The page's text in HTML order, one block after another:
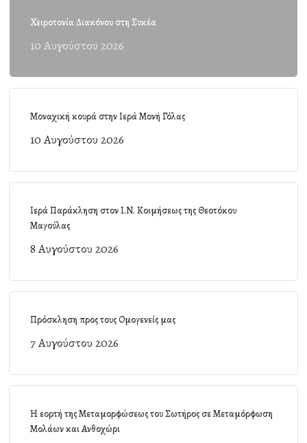
Χειροτονία Διακόνου στη Συκέα
10 Αυγούστου 2026
Μοναχική κουρά στην Ιερά Μονή Γόλας
10 Αυγούστου 2026
Ιερά Παράκληση στον Ι.Ν. Κοιμήσεως της Θεοτόκου
Μαγούλας
8 Αυγούστου 2026
Πρόσκληση προς τους Ομογενείς μας
7 Αυγούστου 2026
Η εορτή της Μεταμορφώσεως του Σωτήρος σε Μεταμόρφωση
Μολάων και Ανθοχώρι